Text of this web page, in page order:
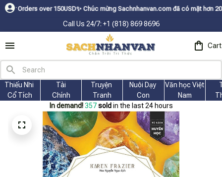
150USDㅤ✨Chúc mừng Sachnhanvan.com đã có mặt hơn 200 quốc gia
Call Us 24/7: +1 (818) 869 8696
Cart
Thiếu Nhi
Cổ Tích
Tài
Chính
Truyện
Tranh
Nuôi Dạy
Con
Văn học Việt
Nam
In demand! 358 sold in the last 24 hours